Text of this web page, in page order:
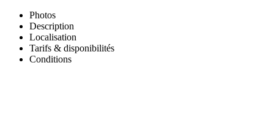
Photos
Description
Localisation
Tarifs & disponibilités
Conditions